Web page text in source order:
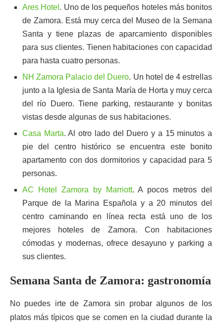
Ares Hotel . Uno de los pequeños hoteles más bonitos
de Zamora. Está muy cerca del Museo de la Semana
Santa y tiene plazas de aparcamiento disponibles
para sus clientes. Tienen habitaciones con capacidad
para hasta cuatro personas.
NH Zamora Palacio del Duero. Un hotel de 4 estrellas
junto a la Iglesia de Santa María de Horta y muy cerca
del río Duero. Tiene parking, restaurante y bonitas
vistas desde algunas de sus habitaciones.
Casa Marta. Al otro lado del Duero y a 15 minutos a
pie del centro histórico se encuentra este bonito
apartamento con dos dormitorios y capacidad para 5
personas.
AC Hotel Zamora by Marriott. A pocos metros del
Parque de la Marina Española y a 20 minutos del
centro caminando en línea recta está uno de los
mejores hoteles de Zamora. Con habitaciones
cómodas y modernas, ofrece desayuno y parking a
sus clientes.
Semana Santa de Zamora: gastronomía
No puedes irte de Zamora sin probar algunos de los
platos más típicos que se comen en la ciudad durante la